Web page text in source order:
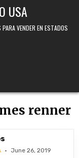
USA
VENDER EN ESTADOS
renner
June 26, 2019